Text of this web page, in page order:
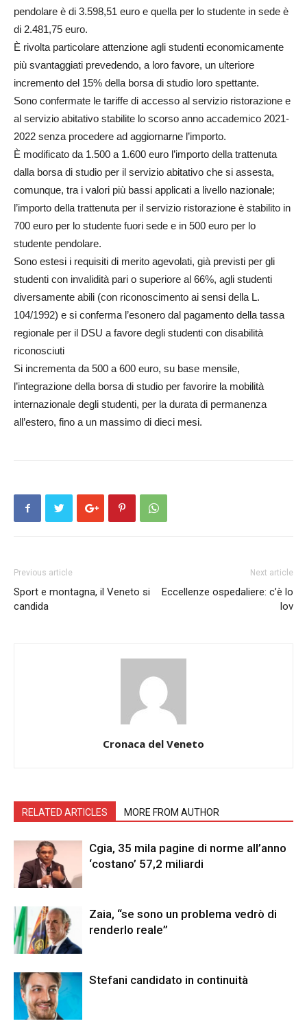
pendolare è di 3.598,51 euro e quella per lo studente in sede è
di 2.481,75 euro.
È rivolta particolare attenzione agli studenti economicamente
più svantaggiati prevedendo, a loro favore, un ulteriore
incremento del 15% della borsa di studio loro spettante.
Sono confermate le tariffe di accesso al servizio ristorazione e
al servizio abitativo stabilite lo scorso anno accademico 2021-
2022 senza procedere ad aggiornarne l’importo.
È modificato da 1.500 a 1.600 euro l’importo della trattenuta
dalla borsa di studio per il servizio abitativo che si assesta,
comunque, tra i valori più bassi applicati a livello nazionale;
l’importo della trattenuta per il servizio ristorazione è stabilito in
700 euro per lo studente fuori sede e in 500 euro per lo
studente pendolare.
Sono estesi i requisiti di merito agevolati, già previsti per gli
studenti con invalidità pari o superiore al 66%, agli studenti
diversamente abili (con riconoscimento ai sensi della L.
104/1992) e si conferma l’esonero dal pagamento della tassa
regionale per il DSU a favore degli studenti con disabilità
riconosciuti
Si incrementa da 500 a 600 euro, su base mensile,
l’integrazione della borsa di studio per favorire la mobilità
internazionale degli studenti, per la durata di permanenza
all’estero, fino a un massimo di dieci mesi.
Previous article
Sport e montagna, il Veneto si
candida
Next article
Eccellenze ospedaliere: c’è lo
Iov
Cronaca del Veneto
RELATED ARTICLES MORE FROM AUTHOR
Cgia, 35 mila pagine di norme all’anno
‘costano’ 57,2 miliardi
Zaia, “se sono un problema vedrò di
renderlo reale”
Stefani candidato in continuità